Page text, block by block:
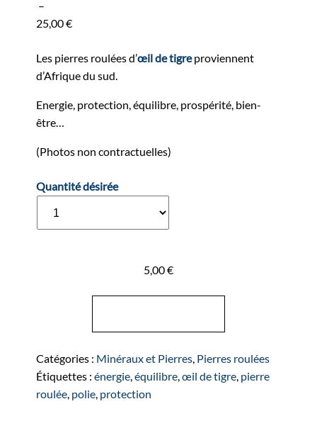
–
25,00€
de
prix :
à
25,00 €
Les pierres roulées d’œil de tigreproviennent
d’Afrique du sud.
Energie, protection, équilibre, prospérité, bien-
être…
(Photos non contractuelles)
Quantité désirée
5,00€
Catégories : Minéraux et Pierres Pierres roulées
Étiquettes :énergie ,équilibre ,œil de tigre pierre
roulée polie protection